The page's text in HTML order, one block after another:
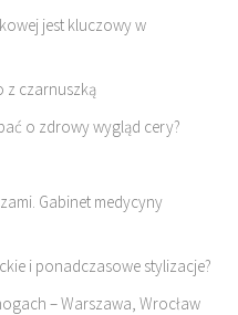
jest kluczowy w
z czarnuszką
o zdrowy wygląd cery?
Gabinet medycyny
i ponadczasowe stylizacje?
– Warszawa, Wrocław